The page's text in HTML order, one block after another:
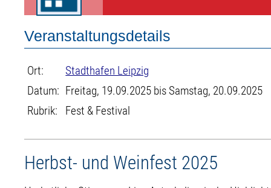
Veranstaltungsdetails
Ort:
Stadthafen Leipzig
Datum: Freitag, 19.09.2025 bis Samstag, 20.09.2025
Rubrik:
Fest & Festival
Herbst- und Weinfest 2025